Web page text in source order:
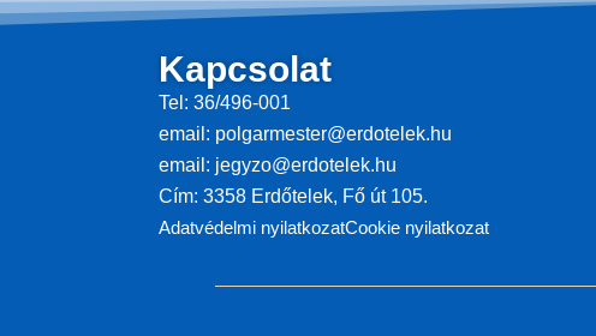
Kapcsolat
Tel: 36/496-001
email: polgarmester@erdotelek.hu
email: jegyzo@erdotelek.hu
Cím: 3358 Erdőtelek, Fő út 105.
Adatvédelmi nyilatkozatCookie nyilatkozat